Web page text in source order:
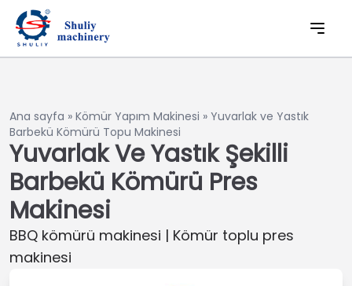
Ana sayfa » Kömür Yapım Makinesi » Yuvarlak ve Yastık
Barbekü Kömürü Topu Makinesi
Yuvarlak Ve Yastık Şekilli
Barbekü Kömürü Pres
Makinesi
BBQ kömürü makinesi | Kömür toplu pres
makinesi